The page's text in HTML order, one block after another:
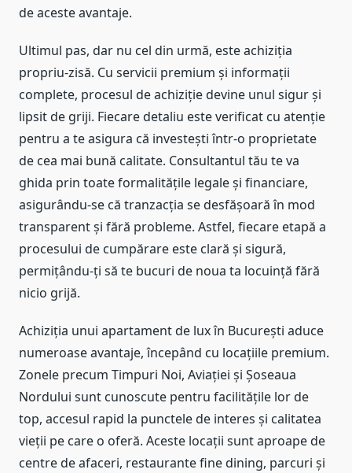
de aceste avantaje.
Ultimul pas, dar nu cel din urmă, este achiziția
propriu-zisă. Cu servicii premium și informații
complete, procesul de achiziție devine unul sigur și
lipsit de griji. Fiecare detaliu este verificat cu atenție
pentru a te asigura că investești într-o proprietate
de cea mai bună calitate. Consultantul tău te va
ghida prin toate formalitățile legale și financiare,
asigurându-se că tranzacția se desfășoară în mod
transparent și fără probleme. Astfel, fiecare etapă a
procesului de cumpărare este clară și sigură,
permițându-ți să te bucuri de noua ta locuință fără
nicio grijă.
Achiziția unui apartament de lux în București aduce
numeroase avantaje, începând cu locațiile premium.
Zonele precum Timpuri Noi, Aviației și Șoseaua
Nordului sunt cunoscute pentru facilitățile lor de
top, accesul rapid la punctele de interes și calitatea
vieții pe care o oferă. Aceste locații sunt aproape de
centre de afaceri, restaurante fine dining, parcuri și